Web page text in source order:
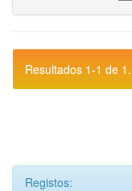
Resultados 1-1 de 1.
Registos: